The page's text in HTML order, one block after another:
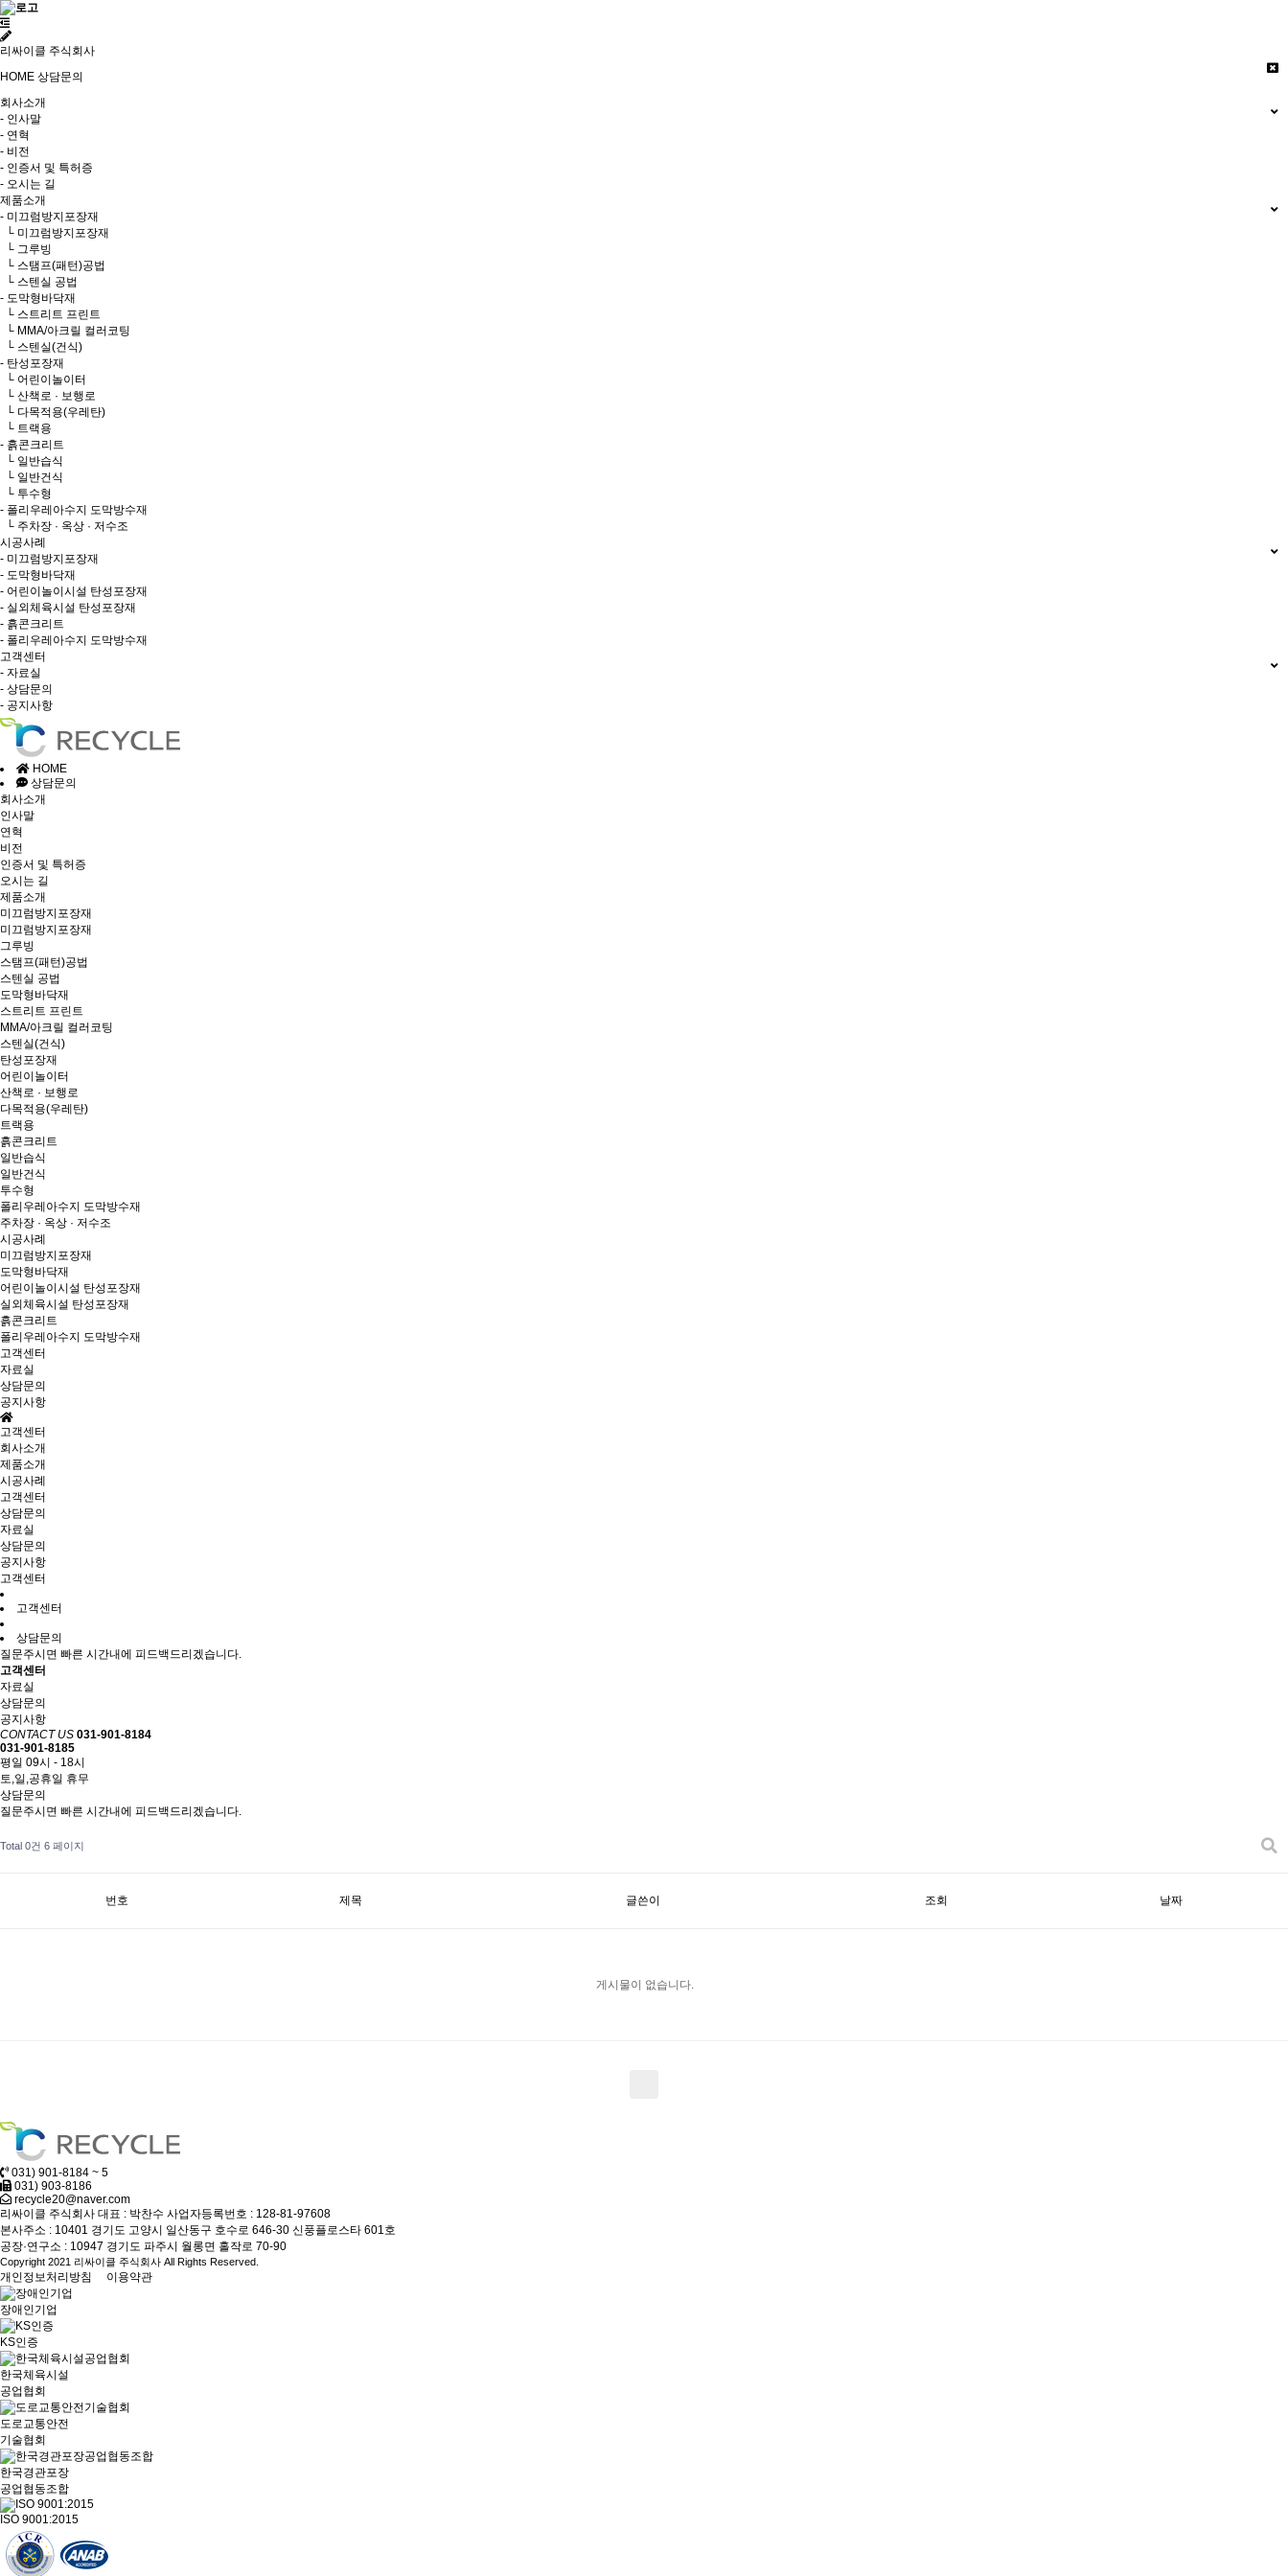
리싸이클 주식회사
HOME 상담문의
회사소개
- 인사말
- 연혁
- 비전
- 인증서 및 특허증
- 오시는 길
제품소개
- 미끄럼방지포장재
└ 미끄럼방지포장재
└ 그루빙
└ 스탬프(패턴)공법
└ 스텐실 공법
- 도막형바닥재
└ 스트리트 프린트
└ MMA/아크릴 컬러코팅
└ 스텐실(건식)
- 탄성포장재
└ 어린이놀이터
└ 산책로 · 보행로
└ 다목적용(우레탄)
└ 트랙용
- 흙콘크리트
└ 일반습식
└ 일반건식
└ 투수형
- 폴리우레아수지 도막방수재
└ 주차장 · 옥상 · 저수조
시공사례
- 미끄럼방지포장재
- 도막형바닥재
- 어린이놀이시설 탄성포장재
- 실외체육시설 탄성포장재
- 흙콘크리트
- 폴리우레아수지 도막방수재
고객센터
- 자료실
- 상담문의
- 공지사항
HOME
상담문의
회사소개
인사말
연혁
비전
인증서 및 특허증
오시는 길
제품소개
미끄럼방지포장재
미끄럼방지포장재
그루빙
스탬프(패턴)공법
스텐실 공법
도막형바닥재
스트리트 프린트
MMA/아크릴 컬러코팅
스텐실(건식)
탄성포장재
어린이놀이터
산책로 · 보행로
다목적용(우레탄)
트랙용
흙콘크리트
일반습식
일반건식
투수형
폴리우레아수지 도막방수재
주차장 · 옥상 · 저수조
시공사례
미끄럼방지포장재
도막형바닥재
어린이놀이시설 탄성포장재
실외체육시설 탄성포장재
흙콘크리트
폴리우레아수지 도막방수재
고객센터
자료실
상담문의
공지사항
고객센터
회사소개
제품소개
시공사례
고객센터
상담문의
자료실
상담문의
공지사항
고객센터
고객센터
상담문의
질문주시면 빠른 시간내에 피드백드리겠습니다.
고객센터
자료실
상담문의
공지사항
CONTACT US 031-901-8184
031-901-8185
평일 09시 - 18시
토,일,공휴일 휴무
상담문의
질문주시면 빠른 시간내에 피드백드리겠습니다.
Total 0건 6 페이지
번호 제목 글쓴이 조회 날짜
게시물이 없습니다.
031) 901-8184 ~ 5
031) 903-8186
recycle20@naver.com
리싸이클 주식회사 대표 : 박찬수 사업자등록번호 : 128-81-97608
본사주소 : 10401 경기도 고양시 일산동구 호수로 646-30 신풍플로스타 601호
공장·연구소 : 10947 경기도 파주시 월롱면 홀작로 70-90
Copyright 2021 리싸이클 주식회사 All Rights Reserved.
개인정보처리방침 이용약관
장애인기업
KS인증
한국체육시설
공업협회
도로교통안전
기술협회
한국경관포장
공업협동조합
ISO 9001:2015